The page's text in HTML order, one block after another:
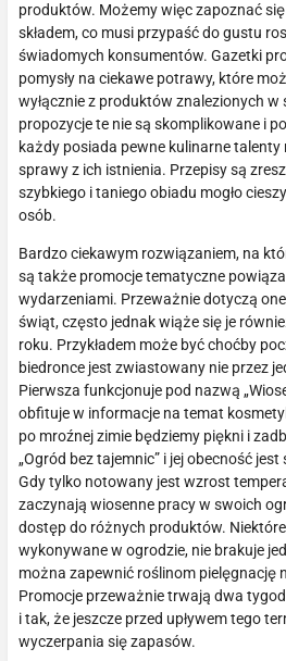
produktów. Możemy więc zapoznać
składem, co musi przypaść do gustu
świadomych konsumentów. Gazetki
pomysły na ciekawe potrawy, które
wyłącznie z produktów znalezionych w
propozycje te nie są skomplikowane i
każdy posiada pewne kulinarne talenty
sprawy z ich istnienia. Przepisy są
szybkiego i taniego obiadu mogło
osób.
Bardzo ciekawym rozwiązaniem, na
są także promocje tematyczne
wydarzeniami. Przeważnie dotyczą
świąt, często jednak wiąże się je
roku. Przykładem może być choćby
biedronce jest zwiastowany nie przez
Pierwsza funkcjonuje pod nazwą
obfituje w informacje na temat
po mroźnej zimie będziemy piękni i
„Ogród bez tajemnic” i jej obecność
Gdy tylko notowany jest wzrost
zaczynają wiosenne pracy w swoich
dostęp do różnych produktów.
wykonywane w ogrodzie, nie brakuje
można zapewnić roślinom pielęgnację
Promocje przeważnie trwają dwa
i tak, że jeszcze przed upływem tego
wyczerpania się zapasów.